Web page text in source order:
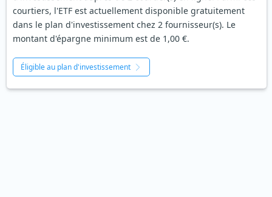
courtiers, l'ETF est actuellement disponible gratuitement
dans le plan d'investissement chez 2 fournisseur(s). Le
montant d'épargne minimum est de 1,00 €.
Éligible au plan d'investissement